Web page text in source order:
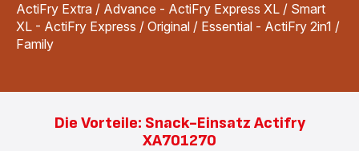
ActiFry Extra / Advance - ActiFry Express XL / Smart
XL - ActiFry Express / Original / Essential - ActiFry 2in1 /
Family
Die Vorteile: Snack-Einsatz Actifry
XA701270